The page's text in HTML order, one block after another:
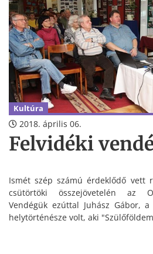
Kultúra
2018. április 06.
Felvidéki
Ismét szép számú érdeklődő vett
csütörtöki összejövetelén az
Vendégük ezúttal Juhász Gábor,
helytörténésze volt, aki